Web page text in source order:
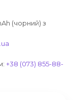
(чорний) з
+38 (073) 855-88-